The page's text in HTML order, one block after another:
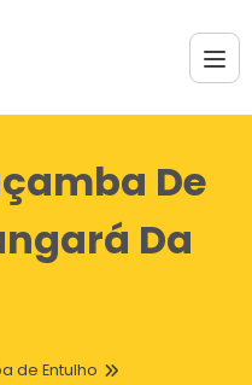
De
Da
de Entulho